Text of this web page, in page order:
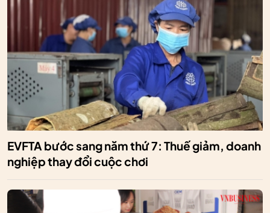
EVFTA bước sang năm thứ 7: Thuế giảm, doanh
nghiệp thay đổi cuộc chơi